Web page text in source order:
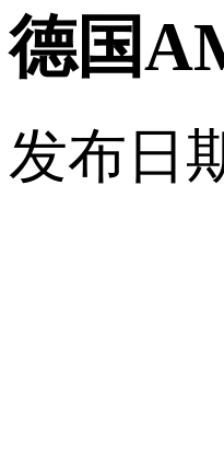
德国
发布日